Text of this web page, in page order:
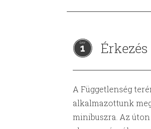
1
A Függetlenség
alkalmazottunk
minibuszra. Az